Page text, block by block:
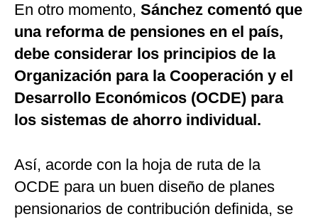
En otro momento, Sánchez comentó que
una reforma de pensiones en el país,
debe considerar los principios de la
Organización para la Cooperación y el
Desarrollo Económicos (OCDE) para
los sistemas de ahorro individual.
Así, acorde con la hoja de ruta de la
OCDE para un buen diseño de planes
pensionarios de contribución definida, se